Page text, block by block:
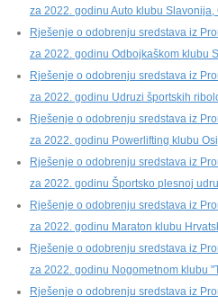
za 2022. godinu Auto klubu Slavonija,
Rješenje o odobrenju sredstava iz
za 2022. godinu Odbojkaškom klubu
Rješenje o odobrenju sredstava iz
za 2022. godinu Udruzi športskih
Rješenje o odobrenju sredstava iz
za 2022. godinu Powerlifting klubu
Rješenje o odobrenju sredstava iz
za 2022. godinu Športsko plesnoj
Rješenje o odobrenju sredstava iz
za 2022. godinu Maraton klubu
Rješenje o odobrenju sredstava iz
za 2022. godinu Nogometnom klubu
Rješenje o odobrenju sredstava iz